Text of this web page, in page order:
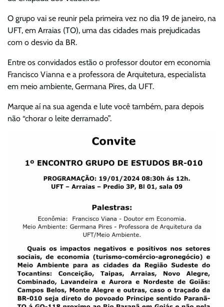
O grupo vai se reunir pela primeira vez no dia 19 de janeiro, na
UFT, em Arraias (TO), uma das cidades mais prejudicadas
com o desvio da BR.
Entre os convidados estão o professor doutor em economia
Francisco Vianna e a professora de Arquitetura, especialista
em meio ambiente, Germana Pires, da UFT.
Marque aí na sua agenda e lute você também, para depois
não “chorar o leite derramado”.